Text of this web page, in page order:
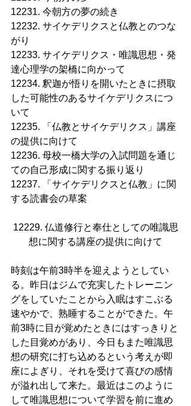
12231. 今朝方の夢の続き
12232. サイケデリクスと仏教とのつな
がり
12233. サイケデリクス・唯識思想・発
達心理学の架橋に向かって
12234. 釈迦が悟りを開いたときに摂取
した可能性のあるサイケデリクスにつ
いて
12235. 「仏教とサイケデリクス」講座
の提供に向けて
12236. 母校一橋大学の入試問題を通じ
ての自己形成に関する振り返り
12237. 「サイケデリクスと仏教」に関
する読書会の草案
12229. 仏道修行と奉仕としての唯識思
想に関する講座の提供に向けて
時刻は午前3時半を迎えようとしてい
る。昨日はジムで充実したトレーニン
グをしていたことから入眠はすこぶる
速やかで、熟睡することができた。午
前3時に目が覚めたときにはすっきりと
した目覚めがあり、今日もまた唯識思
想の研究に打ち込めるという考えが即
座によぎり、それを受けて喜びの感情
が溢れ出して来た。最近はこのように
して唯識思想について学習を前に進め